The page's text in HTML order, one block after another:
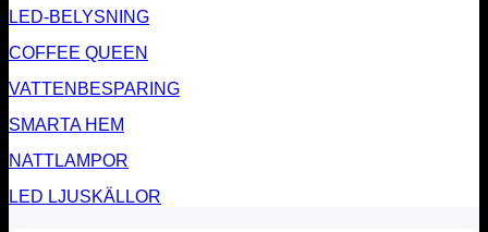
LED-BELYSNING
COFFEE QUEEN
VATTENBESPARING
SMARTA HEM
NATTLAMPOR
LED LJUSKÄLLOR